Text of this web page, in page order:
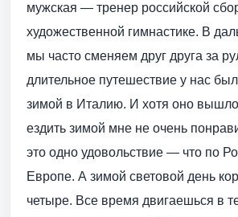
мужская — тренер российской
художественной гимнастике. В
мы часто сменяем друг друга за
длительное путешествие у нас
зимой в Италию. И хотя оно
ездить зимой мне не очень
это одно удовольствие — что по
Европе. А зимой световой день
четыре. Все время двигаешься в